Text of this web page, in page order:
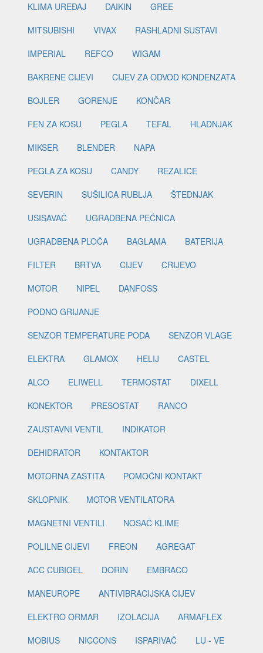
KLIMA UREĐAJ
DAIKIN
GREE
MITSUBISHI
VIVAX
RASHLADNI SUSTAVI
IMPERIAL
REFCO
WIGAM
BAKRENE CIJEVI
CIJEV ZA ODVOD KONDENZATA
BOJLER
GORENJE
KONČAR
FEN ZA KOSU
PEGLA TEFAL
HLADNJAK
MIKSER
BLENDER
NAPA
PEGLA ZA KOSU
CANDY
REZALICE
SEVERIN
SUŠILICA RUBLJA
ŠTEDNJAK
USISAVAČ
UGRADBENA PEĆNICA
UGRADBENA PLOČA
BAGLAMA
BATERIJA
FILTER
BRTVA CIJEV
CRIJEVO
MOTOR
NIPEL
DANFOSS
PODNO GRIJANJE
SENZOR TEMPERATURE PODA
SENZOR VLAGE
ELEKTRA
GLAMOX HELIJ
CASTEL
ALCO
ELIWELL TERMOSTAT
DIXELL
KONEKTOR
PRESOSTAT
RANCO
ZAUSTAVNI VENTIL
INDIKATOR
DEHIDRATOR
KONTAKTOR
MOTORNA ZAŠTITA
POMOĆNI KONTAKT
SKLOPNIK
MOTOR VENTILATORA
MAGNETNI VENTILI
NOSAČ KLIME
POLILNE CIJEVI
FREON
AGREGAT
ACC CUBIGEL
DORIN
EMBRACO
MANEUROPE
ANTIVIBRACIJSKA CIJEV
ELEKTRO ORMAR
IZOLACIJA
ARMAFLEX
MOBIUS
NICCONS ISPARIVAČ
LU - VE